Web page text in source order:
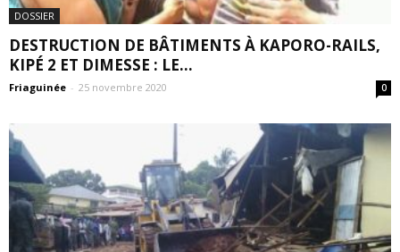
DOSSIER
DESTRUCTION DE BÂTIMENTS À KAPORO-RAILS,
KIPÉ 2 ET DIMESSE : LE...
Friaguinée - 25 novembre 2020 0